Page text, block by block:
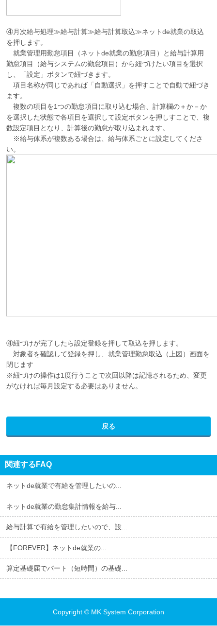
④月次給与処理≫給与計算≫給与計算取込≫ネットde就業の取込
を押します。
就業管理用勤怠項目（ネットde就業の勤怠項目）と給与計算用
勤怠項目（給与システムの勤怠項目）から紐づけたい項目を選択
し、「設定」ボタンで紐づきます。
項目名称が同じであれば「自動選択」を押すことで自動で紐づき
ます。
複数の項目を1つの勤怠項目に取り込む場合、計算欄の＋か－か
を選択した状態で各項目を選択して設定ボタンを押しすことで、複
数設定項目となり、計算後の勤怠が取り込まれます。
※給与体系が複数ある場合は、給与体系ごとに設定してくださ
い。
④紐づけが完了したら設定登録を押して取込を押します。
対象者を確認して登録を押し、就業管理勤怠取込（上図）画面を
閉じます
※紐づけの操作は1度行うことで次回以降は記憶されるため、変更
がなければ毎月設定する必要はありません。
戻る
関連するFAQ
ネットde就業で有給を管理したいの...
ネットde就業の勤怠集計情報を給与...
給与計算で有給を管理したいので、設...
【FOREVER】ネットde就業の...
算定基礎届でパート（短時間）の基礎...
Copyright MK System Corporation